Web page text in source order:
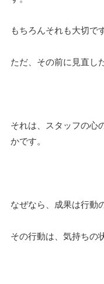
もちろんそれも大切です
ただ、その前に見直し
それは、スタッフの心
かです。
なぜなら、成果は行動
その行動は、気持ちの